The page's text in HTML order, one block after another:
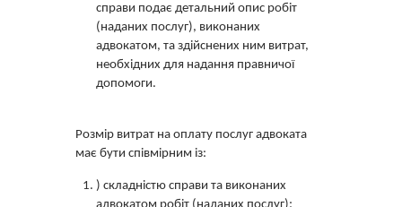
справи подає детальний опис робіт
(наданих послуг), виконаних
адвокатом, та здійснених ним витрат,
необхідних для надання правничої
допомоги.
Розмір витрат на оплату послуг адвоката
має бути співмірним із:
) складністю справи та виконаних